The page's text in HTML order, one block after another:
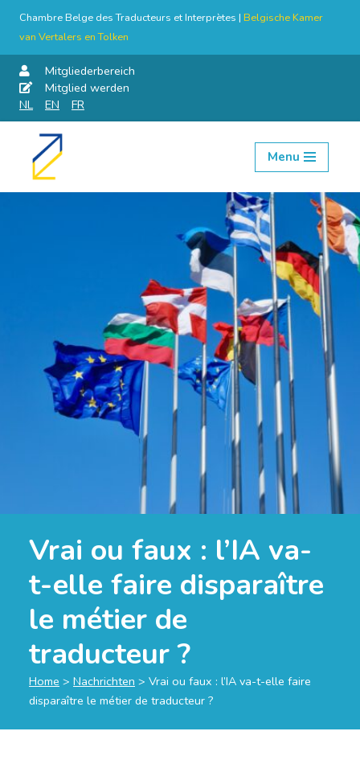
Chambre Belge des Traducteurs et Interprètes | Belgische Kamer
van Vertalers en Tolken
Mitgliederbereich
Mitglied werden
NL
EN FR
Skip
Menu
Vrai ou faux : l’IA va-
t-elle faire disparaître
le métier de
traducteur ?
Home > Nachrichten > Vrai ou faux : l’IA va-t-elle faire
disparaître le métier de traducteur ?